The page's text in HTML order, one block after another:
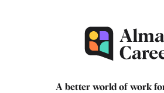
A better world of work